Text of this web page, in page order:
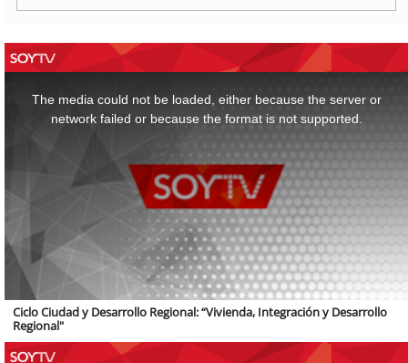
The media could not be loaded, either because the server or
network failed or because the format is not supported.
Ciclo Ciudad y Desarrollo Regional: “Vivienda, Integración y Desarrollo
Regional"